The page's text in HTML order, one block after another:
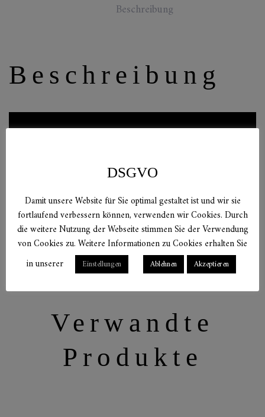
Beschreibung
Beschreibung
Verwandte
Produkte
DSGVO
Damit unsere Website für Sie optimal gestaltet ist und wir sie
fortlaufend verbessern können, verwenden wir Cookies. Durch
die weitere Nutzung der Webseite stimmen Sie der Verwendung
von Cookies zu. Weitere Informationen zu Cookies erhalten Sie
in unserer
Einstellungen Ablehnen Akzeptieren